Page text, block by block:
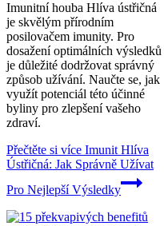
Imunitní houba Hlíva ústřičná
je skvělým přírodním
posilovačem imunity. Pro
dosažení optimálních výsledků
je důležité dodržovat správný
způsob užívání. Naučte se, jak
využít potenciál této účinné
byliny pro zlepšení vašeho
zdraví.
Přečtěte si více Imunit Hlíva
Ústřičná: Jak Správně Užívat
Pro Nejlepší Výsledky